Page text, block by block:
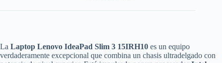
SSD)
cantidad
La Laptop Lenovo IdeaPad Slim 3 15IRH10 es un equipo
verdaderamente excepcional que combina un chasis ultradelgado con